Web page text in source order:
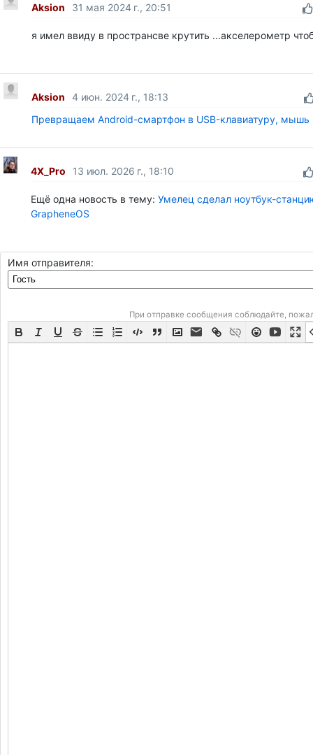
Aksion 31 мая 2024 г., 20:51
я имел ввиду в пространсве крутить ...акселерометр
Aksion
4 июн. 2024 г., 18:13
Превращаем Android-смартфон в USB-клавиатуру, мышь
4X_Pro 13 июл. 2026 г., 18:10
Ещё одна новость в тему: Умелец сделал ноутбук-
GrapheneOS
Имя отправителя:
При отправке сообщения соблюдайте,